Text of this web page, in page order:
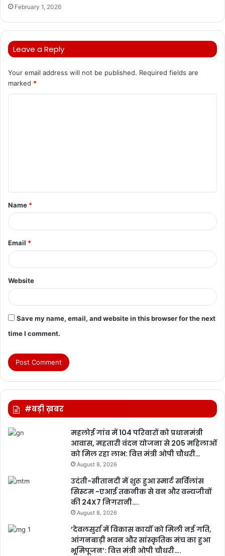
February 1, 2026
Leave a Reply
Your email address will not be published. Required fields are
marked *
t
*
Name *
Email *
Website
Save my name, email, and website in this browser for the next
time I comment.
#बड़ी ख़बर
महलोई गांव में 104 परिवारों को प्रधानमंत्री
आवास, महतारी वंदन योजना से 205 महिलाओं
को मिल रहा लाभ: वित्त मंत्री ओपी चौधरी…
August 8, 2026
उदंती-सीतानदी में शुरू हुआ स्मार्ट सर्विलांस
सिस्टम -एआई तकनीक से वन और वन्यजीवों
की 24X7 निगरानी….
August 8, 2026
’देवलसुर्रा में विकास कार्यों को मिली नई गति,
आंगनबाड़ी भवन और सांस्कृतिक मंच का हुआ
भूमिपूजन’: वित्त मंत्री ओपी चौधरी….